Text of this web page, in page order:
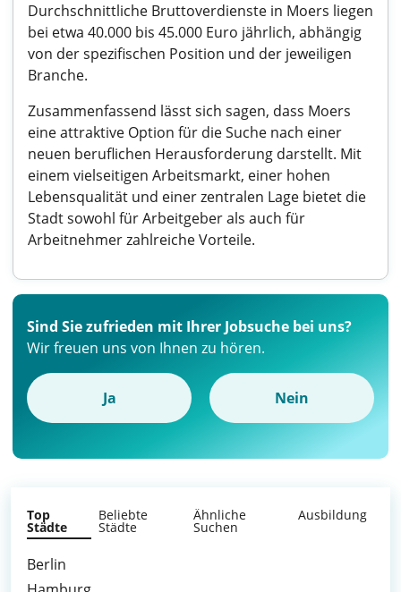
Durchschnittliche Bruttoverdienste in Moers liegen
bei etwa 40.000 bis 45.000 Euro jährlich, abhängig
von der spezifischen Position und der jeweiligen
Branche.
Zusammenfassend lässt sich sagen, dass Moers
eine attraktive Option für die Suche nach einer
neuen beruflichen Herausforderung darstellt. Mit
einem vielseitigen Arbeitsmarkt, einer hohen
Lebensqualität und einer zentralen Lage bietet die
Stadt sowohl für Arbeitgeber als auch für
Arbeitnehmer zahlreiche Vorteile.
Sind Sie zufrieden mit Ihrer Jobsuche bei uns?
Wir freuen uns von Ihnen zu hören.
Ja Nein
Top
Städte
Beliebte
Städte
Ähnliche
Suchen
Ausbildung
Berlin